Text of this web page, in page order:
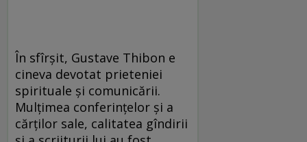
În sfîrşit, Gustave Thibon e
cineva devotat prieteniei
spirituale şi comunicării.
Mulţimea conferinţelor şi a
cărţilor sale, calitatea gîndirii